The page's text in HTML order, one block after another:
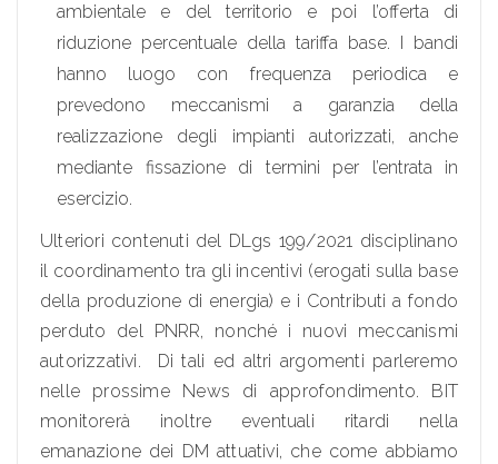
ambientale e del territorio e poi l’offerta di
riduzione percentuale della tariffa base. I bandi
hanno luogo con frequenza periodica e
prevedono meccanismi a garanzia della
realizzazione degli impianti autorizzati, anche
mediante fissazione di termini per l’entrata in
esercizio.
Ulteriori contenuti del DLgs 199/2021 disciplinano
il coordinamento tra gli incentivi (erogati sulla base
della produzione di energia) e i Contributi a fondo
perduto del PNRR, nonché i nuovi meccanismi
autorizzativi. Di tali ed altri argomenti parleremo
nelle prossime News di approfondimento. BIT
monitorerà inoltre eventuali ritardi nella
emanazione dei DM attuativi, che come abbiamo